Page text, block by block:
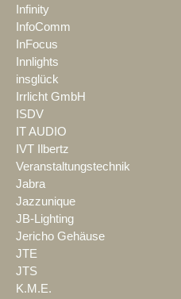
Infinity
InfoComm
InFocus
Innlights
insglück
Irrlicht GmbH
ISDV
IT AUDIO
IVT Ilbertz
Veranstaltungstechnik
Jabra
Jazzunique
JB-Lighting
Jericho Gehäuse
JTE
JTS
K.M.E.